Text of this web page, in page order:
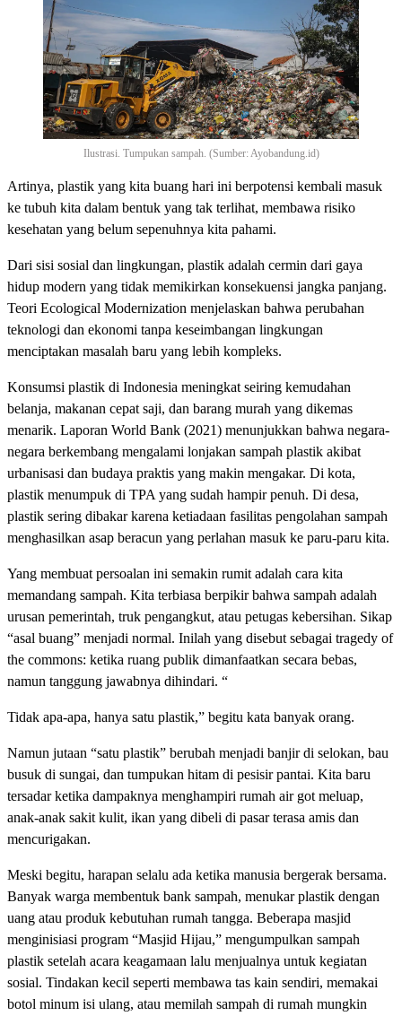
Ilustrasi. Tumpukan sampah. (Sumber: Ayobandung.id)
Artinya, plastik yang kita buang hari ini berpotensi kembali masuk
ke tubuh kita dalam bentuk yang tak terlihat, membawa risiko
kesehatan yang belum sepenuhnya kita pahami.
Dari sisi sosial dan lingkungan, plastik adalah cermin dari gaya
hidup modern yang tidak memikirkan konsekuensi jangka panjang.
Teori Ecological Modernization menjelaskan bahwa perubahan
teknologi dan ekonomi tanpa keseimbangan lingkungan
menciptakan masalah baru yang lebih kompleks.
Konsumsi plastik di Indonesia meningkat seiring kemudahan
belanja, makanan cepat saji, dan barang murah yang dikemas
menarik. Laporan World Bank (2021) menunjukkan bahwa negara-
negara berkembang mengalami lonjakan sampah plastik akibat
urbanisasi dan budaya praktis yang makin mengakar. Di kota,
plastik menumpuk di TPA yang sudah hampir penuh. Di desa,
plastik sering dibakar karena ketiadaan fasilitas pengolahan sampah
menghasilkan asap beracun yang perlahan masuk ke paru-paru kita.
Yang membuat persoalan ini semakin rumit adalah cara kita
memandang sampah. Kita terbiasa berpikir bahwa sampah adalah
urusan pemerintah, truk pengangkut, atau petugas kebersihan. Sikap
“asal buang” menjadi normal. Inilah yang disebut sebagai tragedy of
the commons: ketika ruang publik dimanfaatkan secara bebas,
namun tanggung jawabnya dihindari. “
Tidak apa-apa, hanya satu plastik,” begitu kata banyak orang.
Namun jutaan “satu plastik” berubah menjadi banjir di selokan, bau
busuk di sungai, dan tumpukan hitam di pesisir pantai. Kita baru
tersadar ketika dampaknya menghampiri rumah air got meluap,
anak-anak sakit kulit, ikan yang dibeli di pasar terasa amis dan
mencurigakan.
Meski begitu, harapan selalu ada ketika manusia bergerak bersama.
Banyak warga membentuk bank sampah, menukar plastik dengan
uang atau produk kebutuhan rumah tangga. Beberapa masjid
menginisiasi program “Masjid Hijau,” mengumpulkan sampah
plastik setelah acara keagamaan lalu menjualnya untuk kegiatan
sosial. Tindakan kecil seperti membawa tas kain sendiri, memakai
botol minum isi ulang, atau memilah sampah di rumah mungkin